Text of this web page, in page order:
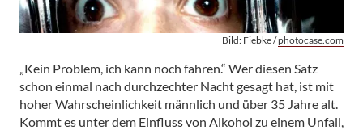
Bild: Fiebke /photocase.com
„Kein Problem, ich kann noch fahren.“ Wer diesen Satz
schon einmal nach durchzechter Nacht gesagt hat, ist mit
hoher Wahrscheinlichkeit männlich und über 35 Jahre alt.
Kommt es unter dem Einfluss von Alkohol zu einem Unfall,